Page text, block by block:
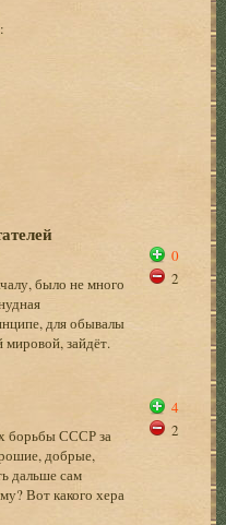
было не много
для обывалы
зайдёт.
0
2
борьбы СССР за
добрые,
дальше сам
Вот какого хера
4
2